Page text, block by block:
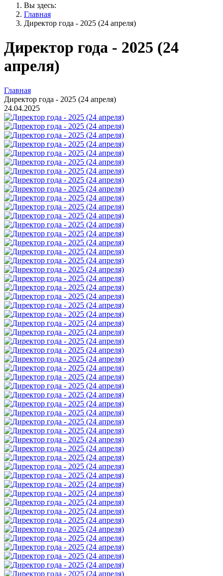
Вы здесь:
Главная
Директор года - 2025 (24 апреля)
Директор года - 2025 (24
апреля)
Главная
Директор года - 2025 (24 апреля)
24.04.2025